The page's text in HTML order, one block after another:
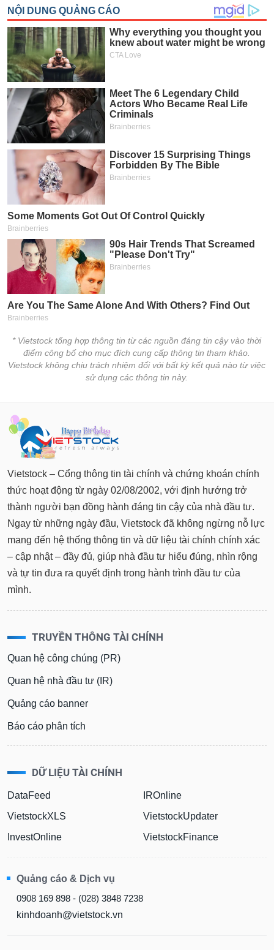
* Vietstock tổng hợp thông tin từ các nguồn đáng tin cậy vào thời
điểm công bố cho mục đích cung cấp thông tin tham khảo.
Vietstock không chịu trách nhiệm đối với bất kỳ kết quả nào từ việc
sử dụng các thông tin này.
Vietstock – Cổng thông tin tài chính và chứng khoán chính
thức hoạt động từ ngày 02/08/2002, với định hướng trở
thành người bạn đồng hành đáng tin cậy của nhà đầu tư.
Ngay từ những ngày đầu, Vietstock đã không ngừng nỗ lực
mang đến hệ thống thông tin và dữ liệu tài chính chính xác
– cập nhật – đầy đủ, giúp nhà đầu tư hiểu đúng, nhìn rộng
và tự tin đưa ra quyết định trong hành trình đầu tư của
mình.
TRUYỀN THÔNG TÀI CHÍNH
Quan hệ công chúng (PR)
Quan hệ nhà đầu tư (IR)
Quảng cáo banner
Báo cáo phân tích
DỮ LIỆU TÀI CHÍNH
DataFeed
VietstockXLS
InvestOnline
IROnline
VietstockUpdater
VietstockFinance
Quảng cáo & Dịch vụ
0908 169 898 - (028) 3848 7238
kinhdoanh@vietstock.vn
Dịch
vụ
(-)
Đào
tạo
Sách
tài
Công
cụ
đầu
Truyền
tài
chính
liệu
tài
chính